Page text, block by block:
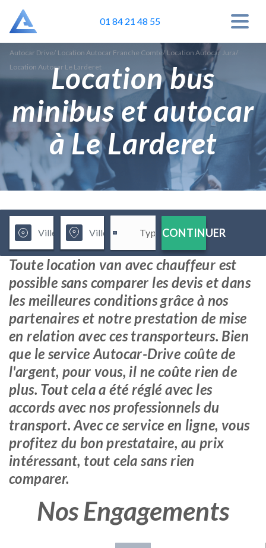
01 84 21 48 55
Autocar Drive/ Location Autocar Franche Comte/ Location Autocar Jura/
Location Autocar Le Larderet
Location bus
minibus et autocar
à Le Larderet
CONTINUER
Toute location van avec chauffeur est
possible sans comparer les devis et dans
les meilleures conditions grâce à nos
partenaires et notre prestation de mise
en relation avec ces transporteurs. Bien
que le service Autocar-Drive coûte de
l'argent, pour vous, il ne coûte rien de
plus. Tout cela a été réglé avec les
accords avec nos professionnels du
transport. Avec ce service en ligne, vous
profitez du bon prestataire, au prix
intéressant, tout cela sans rien
comparer.
Nos Engagements